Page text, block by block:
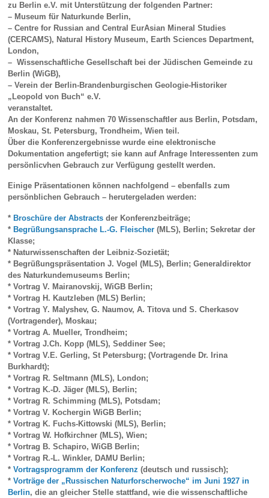
zu Berlin e.V. mit Unterstützung der folgenden Partner:
– Museum für Naturkunde Berlin,
– Centre for Russian and Central EurAsian Mineral Studies
(CERCAMS), Natural History Museum, Earth Sciences Department,
London,
– Wissenschaftliche Gesellschaft bei der Jüdischen Gemeinde zu
Berlin (WiGB),
– Verein der Berlin-Brandenburgischen Geologie-Historiker
„Leopold von Buch“ e.V.
veranstaltet.
An der Konferenz nahmen 70 Wissenschaftler aus Berlin, Potsdam,
Moskau, St. Petersburg, Trondheim, Wien teil.
Über die Konferenzergebnisse wurde eine elektronische
Dokumentation angefertigt; sie kann auf Anfrage Interessenten zum
persönlicvhen Gebrauch zur Verfügung gestellt werden.
Einige Präsentationen können nachfolgend – ebenfalls zum
persönblichen Gebrauch – herutergeladen werden:
* Broschüre der Abstractsder Konferenzbeiträge;
* Begrüßungsansprache L.-G. Fleischer(MLS), Berlin; Sekretar der
Klasse;
* Naturwissenschaften der Leibniz-Sozietät;
* Begrüßungspräsentation J. Vogel (MLS), Berlin; Generaldirektor
des Naturkundemuseums Berlin;
* Vortrag V. Mairanovskij, WiGB Berlin;
* Vortrag H. Kautzleben (MLS) Berlin;
* Vortrag Y. Malyshev, G. Naumov, A. Titova und S. Cherkasov
(Vortragender), Moskau;
* Vortrag A. Mueller, Trondheim;
* Vortrag J.Ch. Kopp (MLS), Seddiner See;
* Vortrag V.E. Gerling, St Petersburg; (Vortragende Dr. Irina
Burkhardt);
* Vortrag R. Seltmann (MLS), London;
* Vortrag K.-D. Jäger (MLS), Berlin;
* Vortrag R. Schimming (MLS), Potsdam;
* Vortrag V. Kochergin WiGB Berlin;
* Vortrag K. Fuchs-Kittowski (MLS), Berlin;
* Vortrag W. Hofkirchner (MLS), Wien;
* Vortrag B. Schapiro, WiGB Berlin;
* Vortrag R.-L. Winkler, DAMU Berlin;
*Vortragsprogramm der Konferenz(deutsch und russisch);
*Vorträge der „Russischen Naturforscherwoche“ im Juni 1927 in
Berlin, die an gleicher Stelle stattfand, wie die wissenschaftliche